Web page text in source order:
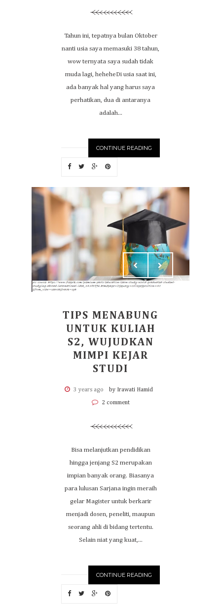
Tahun ini, tepatnya bulan Oktober
nanti usia saya memasuki 38 tahun,
wow ternyata saya sudah tidak
muda lagi, heheheDi usia saat ini,
ada banyak hal yang harus saya
perhatikan, dua di antaranya
adalah...
CONTINUE READING
TIPS MENABUNG
UNTUK KULIAH
S2, WUJUDKAN
MIMPI KEJAR
STUDI
3 years ago by Irawati Hamid
2 comment
Bisa melanjutkan pendidikan
hingga jenjang S2 merupakan
impian banyak orang. Biasanya
para lulusan Sarjana ingin meraih
gelar Magister untuk berkarir
menjadi dosen, peneliti, maupun
seorang ahli di bidang tertentu.
Selain niat yang kuat,...
CONTINUE READING